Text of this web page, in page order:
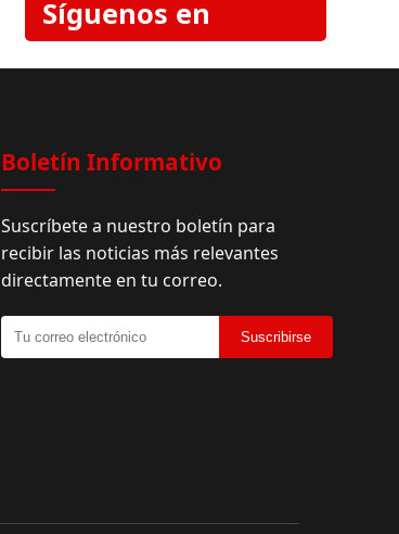
Síguenos en
Boletín Informativo
Suscríbete a nuestro boletín para
recibir las noticias más relevantes
directamente en tu correo.
Suscribirse